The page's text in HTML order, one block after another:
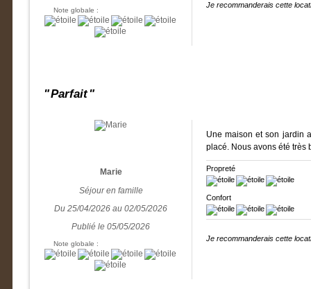
Note globale :
Je recommanderais cette
Parfait
Marie
Séjour en famille
Du 25/04/2026 au 02/05/2026
Publié le 05/05/2026
Note globale :
Une maison et son jardin
placé. Nous avons été très
Propreté
Confort
Je recommanderais cette